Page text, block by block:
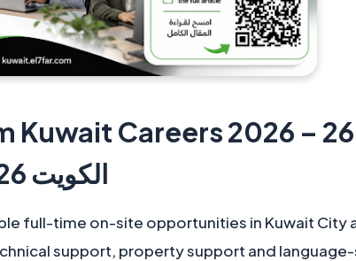
الكويت 2026
full-time on-site opportunities in Kuwait City
support, property support and